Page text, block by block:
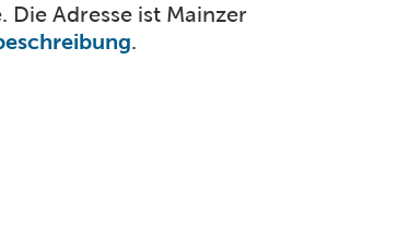
Adresse ist Mainzer
.